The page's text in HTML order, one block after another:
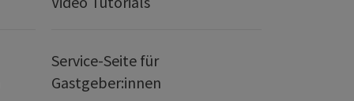
Service-Seite für
Gastgeber:innen